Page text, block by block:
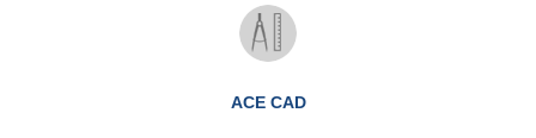
ACE CAD